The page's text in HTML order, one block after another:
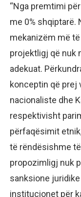
“Nga premtimi
me 0% shqiptarë.
mekanizëm më
projektligj që nuk
adekuat.
konceptin që prej
nacionaliste dhe
respektivisht
përfaqësimit
të rëndësishme
propozimligj nuk
sanksione
institucionet për